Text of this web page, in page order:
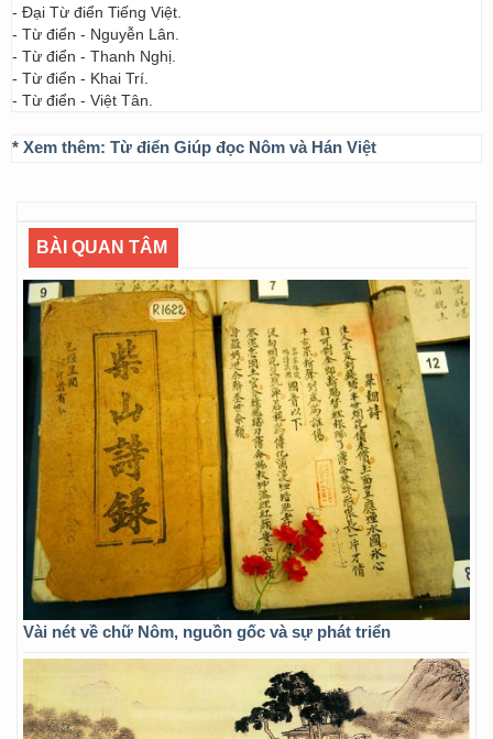
- Đại Từ điển Tiếng Việt.
- Từ điển - Nguyễn Lân.
- Từ điển - Thanh Nghị.
- Từ điển - Khai Trí.
- Từ điển - Việt Tân.
* Xem thêm: Từ điển Giúp đọc Nôm và Hán Việt
BÀI QUAN TÂM
Vài nét về chữ Nôm, nguồn gốc và sự phát triển